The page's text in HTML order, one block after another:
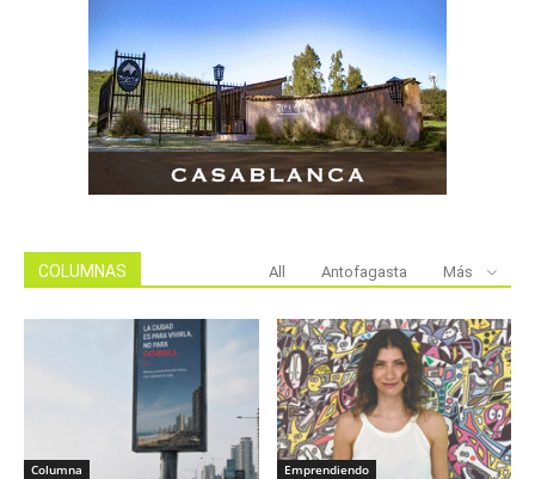
COLUMNAS All Antofagasta Más
Columna Emprendiendo